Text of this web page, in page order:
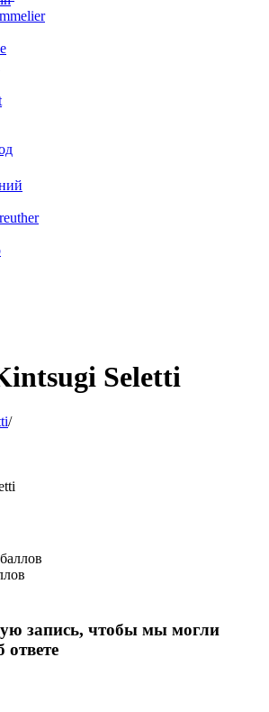
Seletti
/
запись, чтобы мы могли
ответе